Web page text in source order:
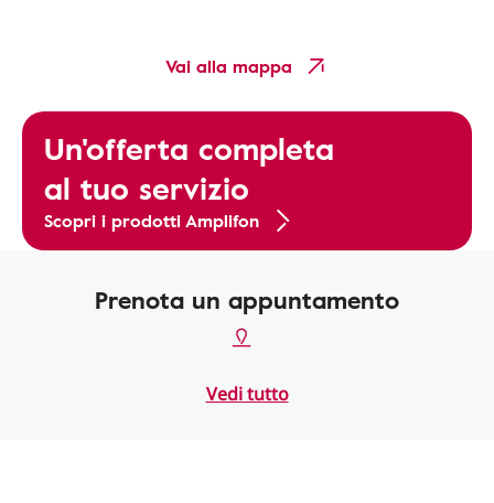
Vai alla mappa
Un'offerta completa
al tuo servizio
Scopri i prodotti Amplifon
Prenota un appuntamento
Vedi tutto